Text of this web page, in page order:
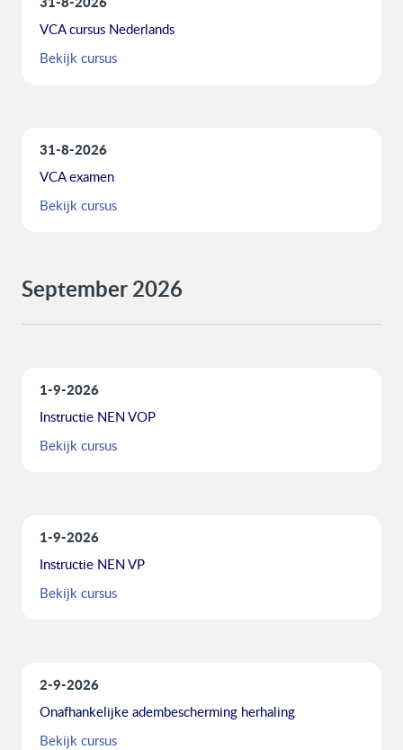
VCA cursus Nederlands
Bekijk cursus
31-8-2026
VCA examen
Bekijk cursus
September 2026
1-9-2026
Instructie NEN VOP
Bekijk cursus
1-9-2026
Instructie NEN VP
Bekijk cursus
2-9-2026
Onafhankelijke adembescherming herhaling
Bekijk cursus